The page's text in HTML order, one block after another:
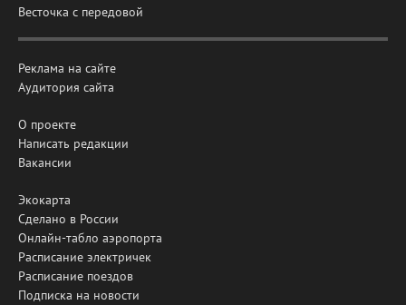
Весточка с передовой
Реклама на сайте
Аудитория сайта
О проекте
Написать редакции
Вакансии
Экокарта
Сделано в России
Онлайн-табло аэропорта
Расписание электричек
Расписание поездов
Подписка на новости